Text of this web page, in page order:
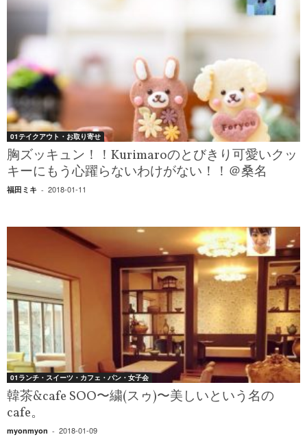
01テイクアウト・お取り寄せ
胸ズッキュン！！Kurimaroのとびきり可愛いクッ
キーにもう心躍らないわけがない！！＠桑名
福田ミキ - 2018-01-11
01ランチ・スイーツ・カフェ・パン・女子会
韓茶&cafe SOO〜繍(スゥ)〜美しいという名の
cafe。
myonmyon - 2018-01-09